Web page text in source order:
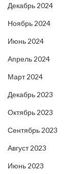
Декабрь 2024
Ноябрь 2024
Июнь 2024
Апрель 2024
Март 2024
Декабрь 2023
Октябрь 2023
Сентябрь 2023
Август 2023
Июнь 2023